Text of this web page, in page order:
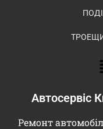
Автосервіс
Ремонт